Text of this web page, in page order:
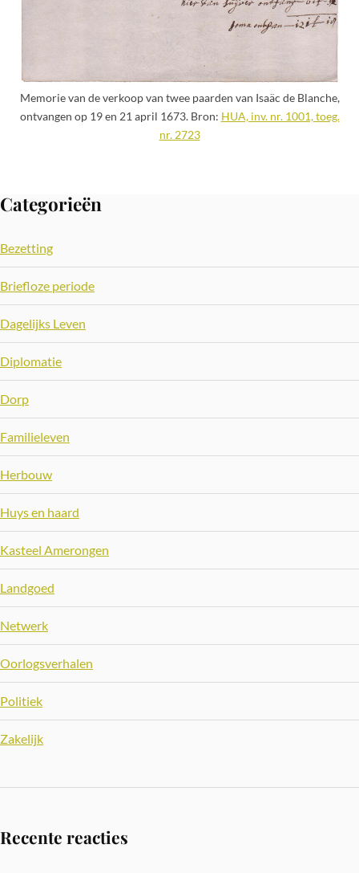
Memorie van de verkoop van twee paarden van Isaäc de Blanche,
ontvangen op 19 en 21 april 1673. Bron: HUA, inv. nr. 1001, toeg.
nr. 2723
Categorieën
Bezetting
Briefloze periode
Dagelijks Leven
Diplomatie
Dorp
Familieleven
Herbouw
Huys en haard
Kasteel Amerongen
Landgoed
Netwerk
Oorlogsverhalen
Politiek
Zakelijk
Recente reacties